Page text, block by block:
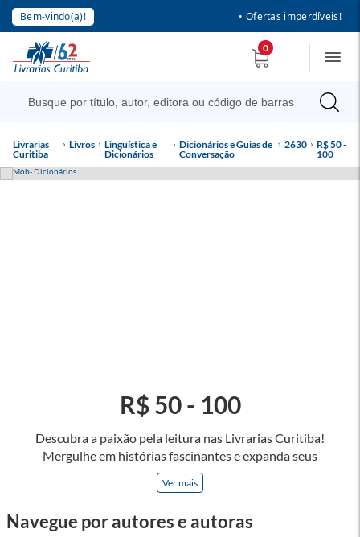
Bem-vindo(a)! • Ofertas imperdíveis!
0
Livrarias
Curitiba
Livros
Linguística e
Dicionários
Dicionários e Guias de
Conversação
2630
R$ 50 -
100
Descubra a paixão pela leitura nas Livrarias Curitiba!
Mergulhe em histórias fascinantes e expanda seus
horizontes, onde cada página é uma porta para novos
universos e perspectivas. Ler nos permite viajar sem sair do
e tenha a oportunidade de alcançar o seu crescimento
Ver mais
R$ 50 - 100
Navegue por autores e autoras